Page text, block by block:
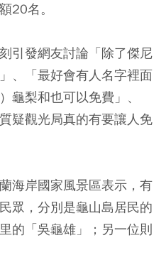
20名。
引發網友討論「除了傑尼
、「最好會有人名字裡面
龜梨和也可以免費」、
疑觀光局真的有要讓人免
海岸國家風景區表示，有
眾，分別是龜山島居民的
的「吳龜雄」；另一位則